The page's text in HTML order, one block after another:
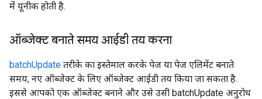
में यूनीक होती है.
ऑब्जेक्ट बनाते समय आईडी तय करना
batchUpdate तरीके का इस्तेमाल करके पेज या पेज एलिमेंट बनाते
समय, नए ऑब्जेक्ट के लिए ऑब्जेक्ट आईडी तय किया जा सकता है.
इससे आपको एक ऑब्जेक्ट बनाने और उसे उसी batchUpdate अनुरोध